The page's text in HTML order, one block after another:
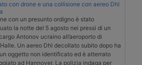
con drone e una collisione con aereo Dhl
con un presunto ordigno è stato
la notte del 5 agosto nei pressi di un
Antonov ucraino all’aeroporto di
Un aereo Dhl decollato subito dopo ha
oggetto non identificato ed è atterrato
ad Hannover. La polizia indaga per